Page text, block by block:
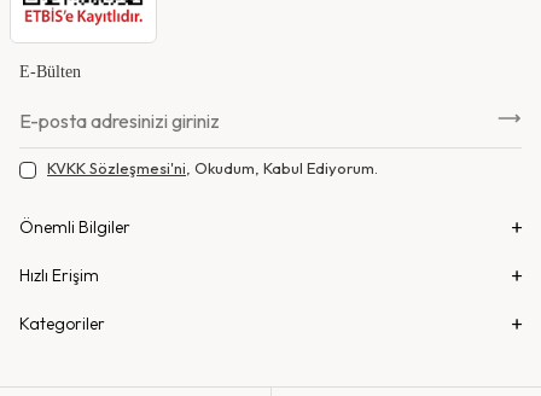
E-Bülten
KVKK Sözleşmesi'ni , Okudum, Kabul Ediyorum.
Önemli Bilgiler
Hızlı Erişim
Kategoriler